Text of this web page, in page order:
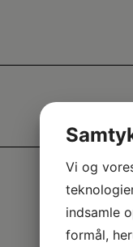
Vi og
indsamle
formål,